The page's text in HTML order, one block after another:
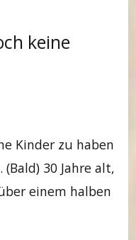
keine
Kinder zu haben
30 Jahre alt,
einem halben